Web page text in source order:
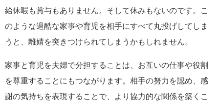
給休暇も賞与もありません。そして休みもないのです。こ
のような過酷な家事や育児を相手にすべて丸投げしてしま
うと、離婧を突きつけられてしまうかもしれません。
家事と育児を夫婦で分担することは、お互いの仕事や役割
を尊重することにもつながります。相手の努力を認め、感
謝の気持ちを表現することで、より協力的な関係を築くこ